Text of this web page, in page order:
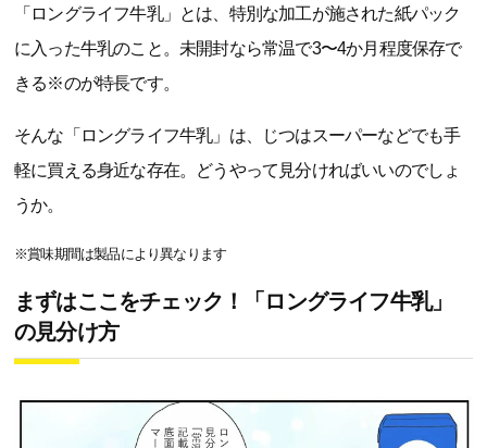
「ロングライフ牛乳」とは、特別な加工が施された紙パック
に入った牛乳のこと。未開封なら常温で3〜4か月程度保存で
きる※のが特長です。
そんな「ロングライフ牛乳」は、じつはスーパーなどでも手
軽に買える身近な存在。どうやって見分ければいいのでしょ
うか。
※賞味期間は製品により異なります
まずはここをチェック！「ロングライフ牛乳」
の見分け方